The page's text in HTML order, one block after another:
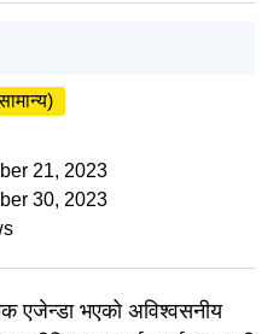
21, 2023
30, 2023
एजेन्डा भएको अविश्वसनीय